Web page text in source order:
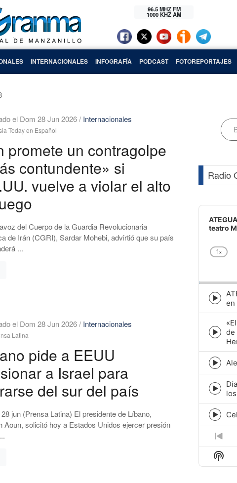
96.5 MHZ FM
1000 KHZ AM
INTERNACIONALES INFOGRAFÍA PODCAST FOTOREPORTAJES
el Dom 28 Jun 2026/ Internacionales
Today en Español
promete un contragolpe
contundente» si
vuelve a violar el alto
del Cuerpo de la Guardia Revolucionaria
de Irán (CGRI), Sardar Mohebi, advirtió que su país
...
el Dom 28 Jun 2026/ Internacionales
Latina
pide a EEUU
a Israel para
del sur del país
jun (Prensa Latina) El presidente de Líbano,
Aoun, solicitó hoy a Estados Unidos ejercer presión
Radio
Audio
Player
teatro
1x
play
icon
en
play
icon
de
play
icon
play
icon
play
icon
Show